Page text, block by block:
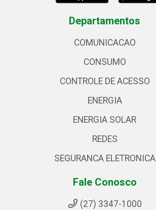
Departamentos
COMUNICACAO
CONSUMO
CONTROLE DE ACESSO
ENERGIA
ENERGIA SOLAR
REDES
SEGURANCA ELETRONICA
Fale Conosco
(27) 3347-1000